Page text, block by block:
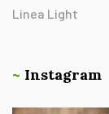
Linea Light
~ Instagram